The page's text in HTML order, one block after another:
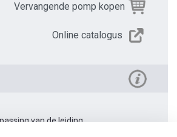
Vervangende pomp kopen
Online catalogus
van de leiding.